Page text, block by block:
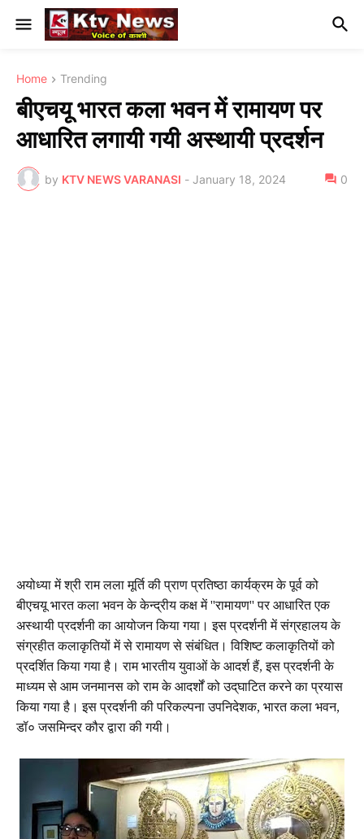
Home Trending
बीएचयू भारत कला भवन में रामायण पर
आधारित लगायी गयी अस्थायी प्रदर्शन
by KTV NEWS VARANASI - January 18, 2024 0
अयोध्या में श्री राम लला मूर्ति की प्राण प्रतिष्ठा कार्यक्रम के पूर्व को
बीएचयू भारत कला भवन के केन्द्रीय कक्ष में "रामायण" पर आधारित एक
अस्थायी प्रदर्शनी का आयोजन किया गया। इस प्रदर्शनी में संग्रहालय के
संग्रहीत कलाकृतियों में से रामायण से संबंधित। विशिष्ट कलाकृतियों को
प्रदर्शित किया गया है। राम भारतीय युवाओं के आदर्श हैं, इस प्रदर्शनी के
माध्यम से आम जनमानस को राम के आदर्शों को उद्‌घाटित करने का प्रयास
किया गया है। इस प्रदर्शनी की परिकल्पना उपनिदेशक, भारत कला भवन,
डॉ० जसमिन्दर कौर द्वारा की गयी।